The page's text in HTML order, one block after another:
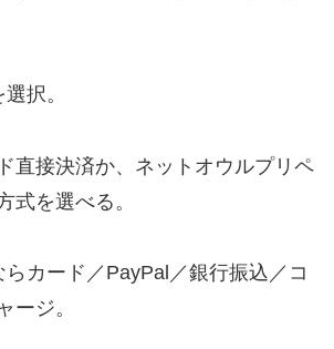
択。
直接決済か、ネットオウルプリペ
式を選べる。
カード／PayPal／銀行振込／コ
ージ。